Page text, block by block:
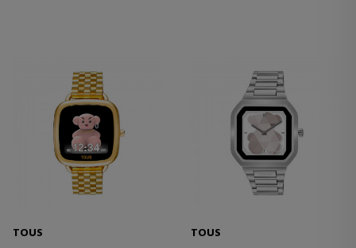
TOUS
TOUS